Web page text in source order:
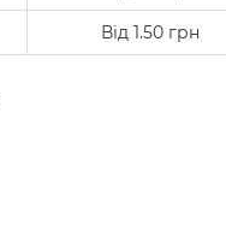
Від 1.50 грн